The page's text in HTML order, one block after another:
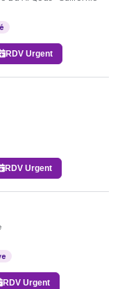
RDV Urgent
RDV Urgent
RDV Urgent